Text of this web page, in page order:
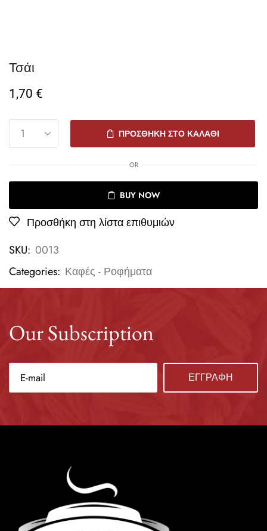
Τσάι
1,70 €
ΠΡΟΣΘΉΚΗ ΣΤΟ ΚΑΛΆΘΙ
OR
BUY NOW
Προσθήκη στη λίστα επιθυμιών
SKU: 0013
Categories: Καφές - Ροφήματα
Our Subscription